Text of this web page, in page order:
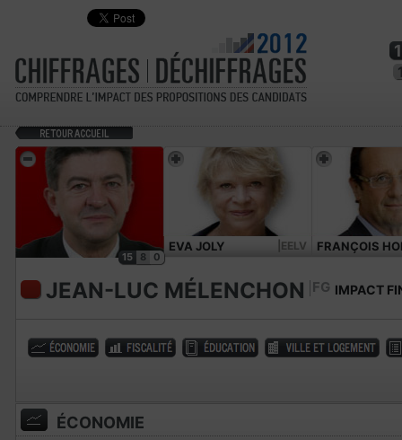
15 8 0
EVA JOLY |EELV FRANÇOIS
JEAN-LUC MÉLENCHON FG IMPACT
ÉCONOMIE